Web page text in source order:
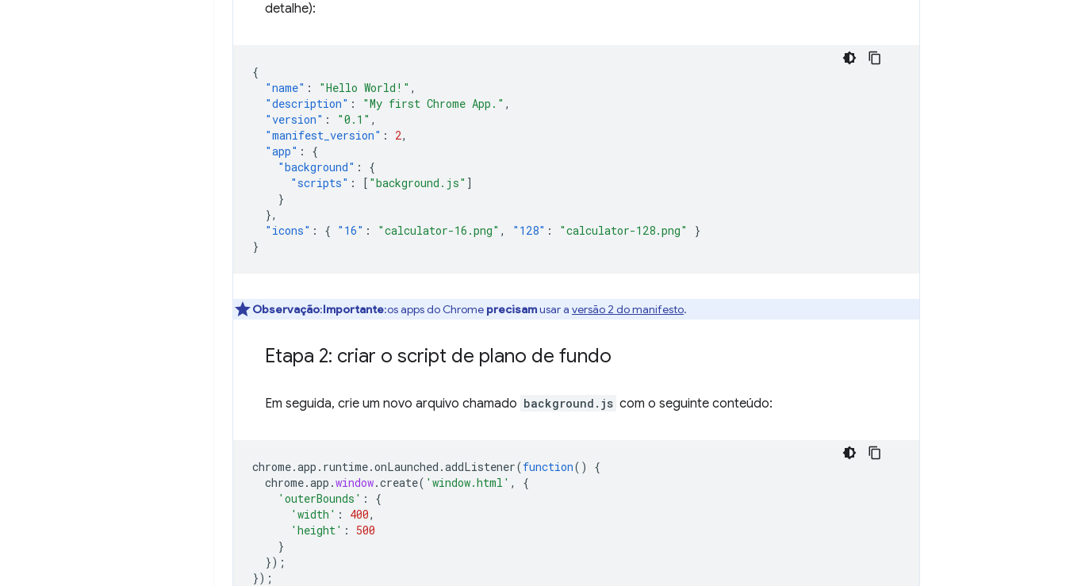
detalhe):
{
"name" : "Hello World!" ,
"description" : "My first Chrome App." ,
"version" : "0.1" ,
"manifest_version" : 2,
"app" :
{
"background" :
{
"scripts" : [ "background.js" ]
}
},
"icons" : { "16" : "calculator-16.png" , "128" : "calculator-128.png"
}
}
Observação:Importante:os apps do Chrome precisamusar a versão 2 do manifesto.
Etapa 2: criar o script de plano de fundo
Em seguida, crie um novo arquivo chamado background.js com o seguinte conteúdo:
chrome.app . runtime.onLaunched .addListener(function()
{
chrome.app .window.create( 'window.html' ,
{
'outerBounds' :
{
'width' : 400,
'height' :
500
}
});
});